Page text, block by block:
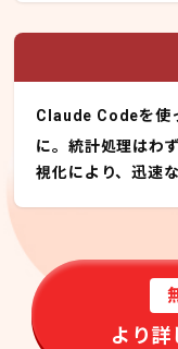
Claude Codeを使
に。統計処理はわ
視化により、迅速
より詳